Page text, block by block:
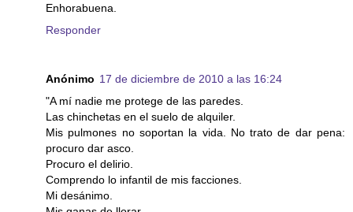
Enhorabuena.
Responder
Anónimo 17 de diciembre de 2010 a las 16:24
"A mí nadie me protege de las paredes.
Las chinchetas en el suelo de alquiler.
Mis pulmones no soportan la vida. No trato de dar pena:
procuro dar asco.
Procuro el delirio.
Comprendo lo infantil de mis facciones.
Mi desánimo.